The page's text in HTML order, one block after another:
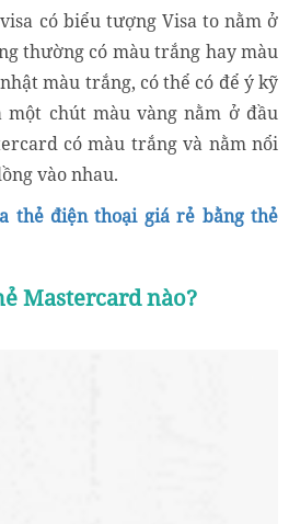
có biểu tượng Visa to nằm ở
thường có màu trắng hay màu
màu trắng, có thể có để ý kỹ
một chút màu vàng nằm ở đầu
có màu trắng và nằm nổi
vào nhau.
thẻ điện thoại giá rẻ bằng thẻ
Mastercard nào?